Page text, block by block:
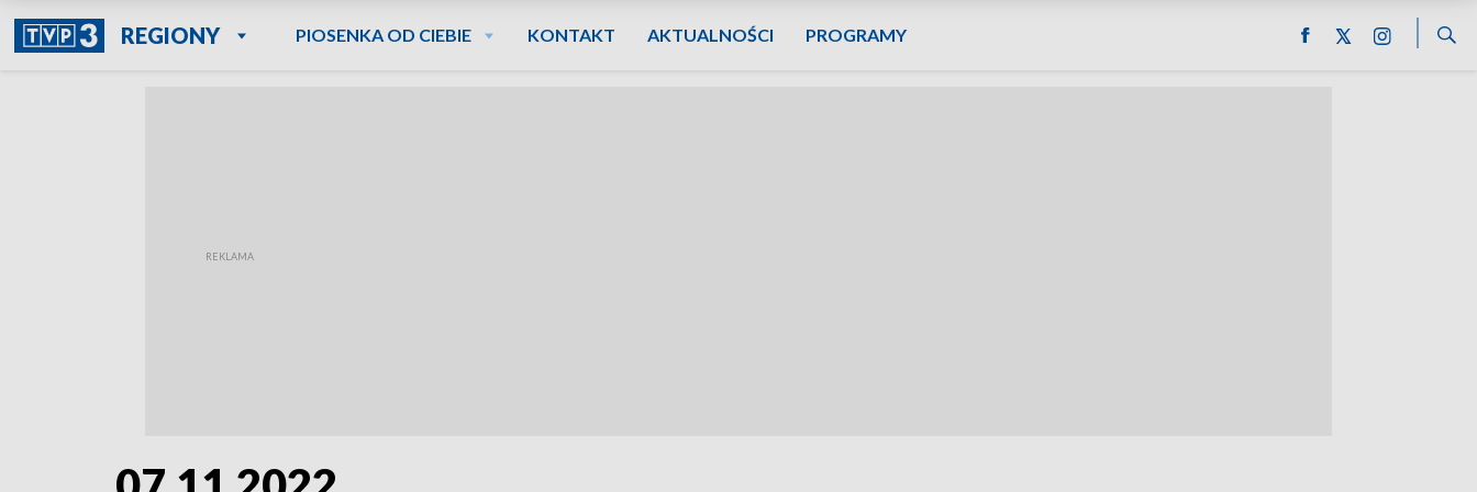
REGIONY PIOSENKA OD CIEBIE KONTAKT AKTUALNOŚCI PROGRAMY